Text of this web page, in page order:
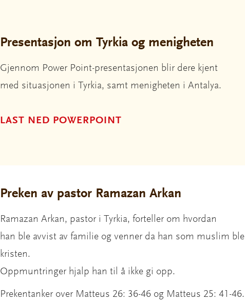
Presentasjon om Tyrkia og menigheten
Gjennom Power Point-presentasjonen blir dere kjent
med situasjonen i Tyrkia, samt menigheten i Antalya.
LAST NED POWERPOINT
Preken av pastor Ramazan Arkan
Ramazan Arkan, pastor i Tyrkia, forteller om hvordan
han ble avvist av familie og venner da han som muslim ble
kristen.
Oppmuntringer hjalp han til å ikke gi opp.
Prekentanker over Matteus 26: 36-46 og Matteus 25: 41-46.